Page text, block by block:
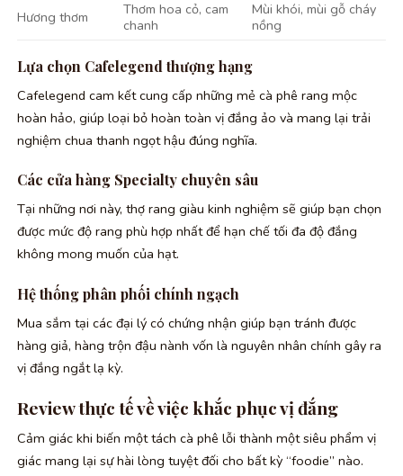
Hương thơm
Thơm hoa cỏ, cam
chanh
Mùi khói, mùi gỗ cháy
nồng
Lựa chọn Cafelegend thượng hạng
Cafelegend cam kết cung cấp những mẻ cà phê rang mộc
hoàn hảo, giúp loại bỏ hoàn toàn vị đắng ảo và mang lại trải
nghiệm chua thanh ngọt hậu đúng nghĩa.
Các cửa hàng Specialty chuyên sâu
Tại những nơi này, thợ rang giàu kinh nghiệm sẽ giúp bạn chọn
được mức độ rang phù hợp nhất để hạn chế tối đa độ đắng
không mong muốn của hạt.
Hệ thống phân phối chính ngạch
Mua sắm tại các đại lý có chứng nhận giúp bạn tránh được
hàng giả, hàng trộn đậu nành vốn là nguyên nhân chính gây ra
vị đắng ngắt lạ kỳ.
Review thực tế về việc khắc phục vị đắng
Cảm giác khi biến một tách cà phê lỗi thành một siêu phẩm vị
giác mang lại sự hài lòng tuyệt đối cho bất kỳ “foodie” nào.